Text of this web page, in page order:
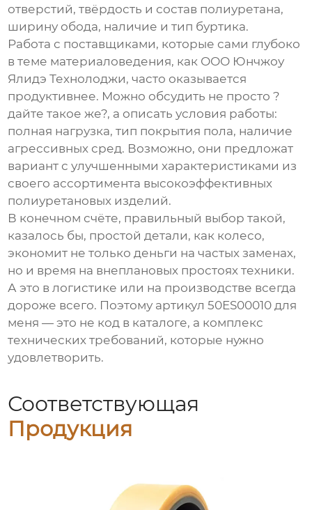
отверстий, твёрдость и состав полиуретана,
ширину обода, наличие и тип буртика.
Работа с поставщиками, которые сами глубоко
в теме материаловедения, как ООО Юнчжоу
Ялидэ Технолоджи, часто оказывается
продуктивнее. Можно обсудить не просто ?
дайте такое же?, а описать условия работы:
полная нагрузка, тип покрытия пола, наличие
агрессивных сред. Возможно, они предложат
вариант с улучшенными характеристиками из
своего ассортимента высокоэффективных
полиуретановых изделий.
В конечном счёте, правильный выбор такой,
казалось бы, простой детали, как колесо,
экономит не только деньги на частых заменах,
но и время на внеплановых простоях техники.
А это в логистике или на производстве всегда
дороже всего. Поэтому артикул 50ES00010 для
меня — это не код в каталоге, а комплекс
технических требований, которые нужно
удовлетворить.
Соответствующая
Продукция